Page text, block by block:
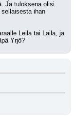
Ja tuloksena olisi
ihan
Leila tai Laila, ja
Yrjö?